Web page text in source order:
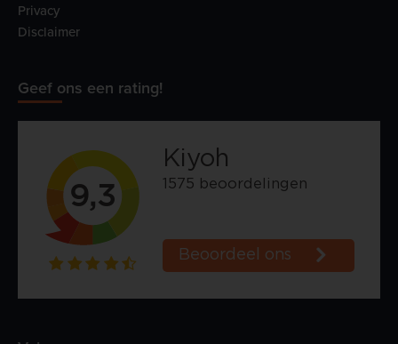
Privacy
Disclaimer
Geef ons een rating!